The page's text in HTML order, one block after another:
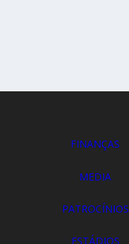
FINANÇAS
MEDIA
PATROCÍNIOS
ESTÁDIOS